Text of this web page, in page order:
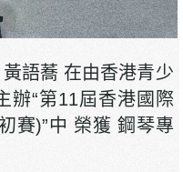
蕎 在由香港青少
辦“第11屆香港國際
賽)”中 榮獲 鋼琴專